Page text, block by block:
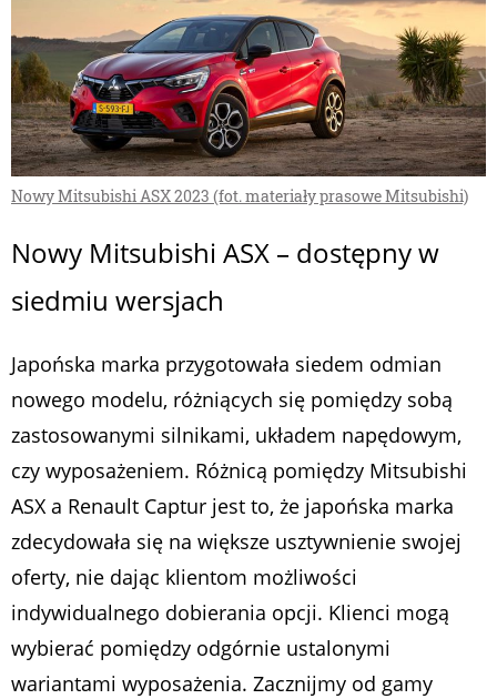
Nowy Mitsubishi ASX 2023 (fot. materiały prasowe Mitsubishi)
Nowy Mitsubishi ASX – dostępny w
siedmiu wersjach
Japońska marka przygotowała siedem odmian
nowego modelu, różniących się pomiędzy sobą
zastosowanymi silnikami, układem napędowym,
czy wyposażeniem. Różnicą pomiędzy Mitsubishi
ASX a Renault Captur jest to, że japońska marka
zdecydowała się na większe usztywnienie swojej
oferty, nie dając klientom możliwości
indywidualnego dobierania opcji. Klienci mogą
wybierać pomiędzy odgórnie ustalonymi
wariantami wyposażenia. Zacznijmy od gamy